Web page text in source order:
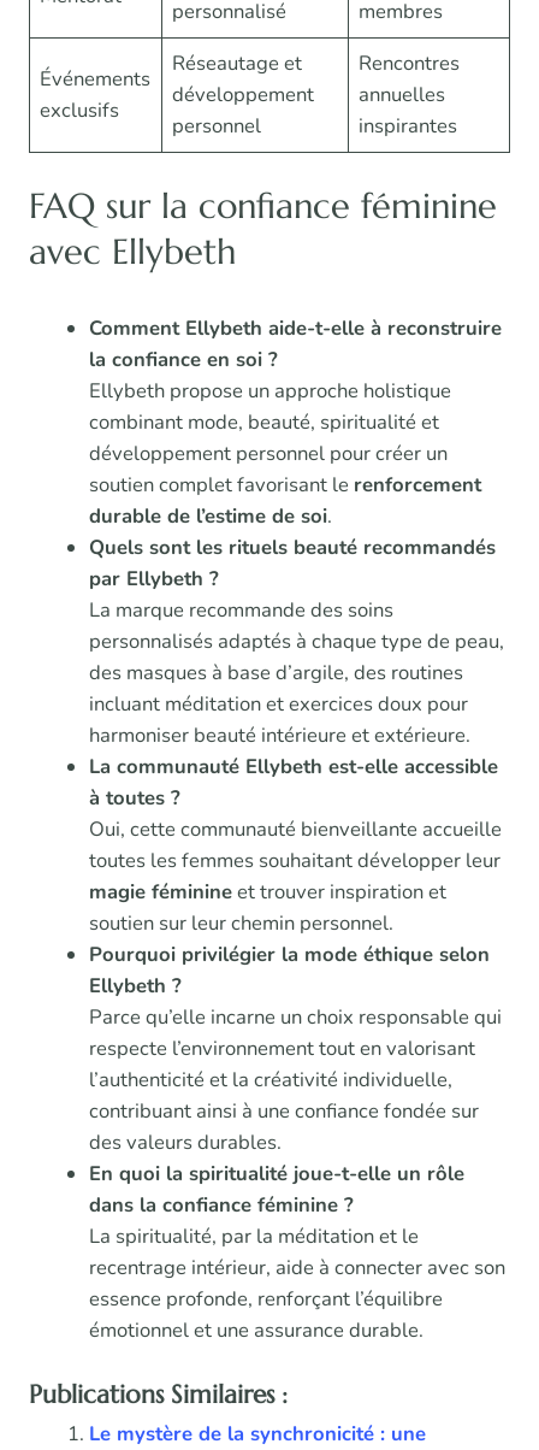
personnalisé membres
Événements
exclusifs
Réseautage et
développement
personnel
Rencontres
annuelles
inspirantes
FAQ sur la confiance féminine
avec Ellybeth
Comment Ellybeth aide-t-elle à reconstruire
la confiance en soi ?
Ellybeth propose un approche holistique
combinant mode, beauté, spiritualité et
développement personnel pour créer un
soutien complet favorisant le renforcement
durable de l’estime de soi.
Quels sont les rituels beauté recommandés
par Ellybeth ?
La marque recommande des soins
personnalisés adaptés à chaque type de peau,
des masques à base d’argile, des routines
incluant méditation et exercices doux pour
harmoniser beauté intérieure et extérieure.
La communauté Ellybeth est-elle accessible
à toutes ?
Oui, cette communauté bienveillante accueille
toutes les femmes souhaitant développer leur
magie féminineet trouver inspiration et
soutien sur leur chemin personnel.
Pourquoi privilégier la mode éthique selon
Ellybeth ?
Parce qu’elle incarne un choix responsable qui
respecte l’environnement tout en valorisant
l’authenticité et la créativité individuelle,
contribuant ainsi à une confiance fondée sur
des valeurs durables.
En quoi la spiritualité joue-t-elle un rôle
dans la confiance féminine ?
La spiritualité, par la méditation et le
recentrage intérieur, aide à connecter avec son
essence profonde, renforçant l’équilibre
émotionnel et une assurance durable.
Publications Similaires :
Le mystère de la synchronicité : une